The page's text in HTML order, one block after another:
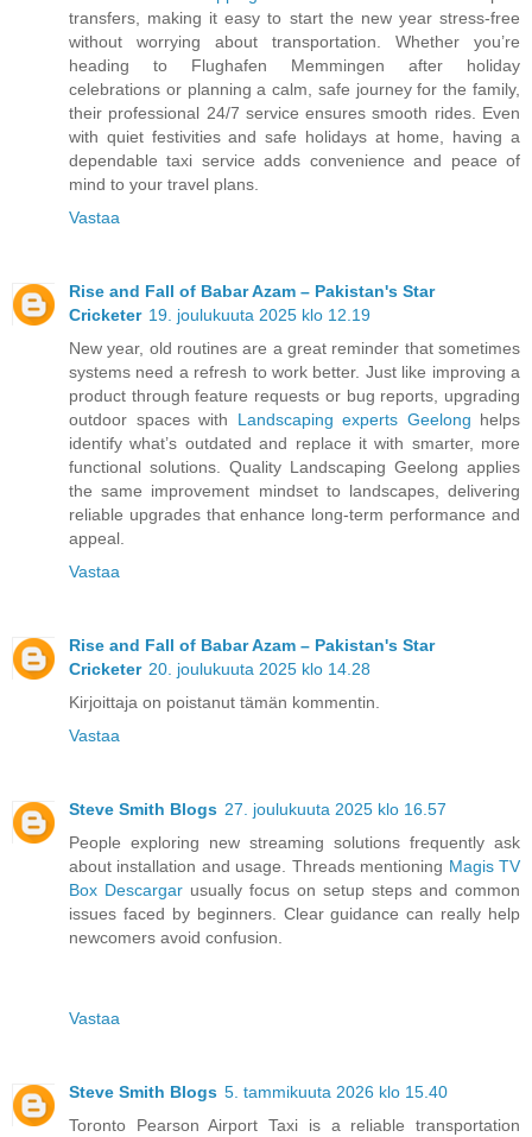
transfers, making it easy to start the new year stress-free
without worrying about transportation. Whether you’re
heading to Flughafen Memmingen after holiday
celebrations or planning a calm, safe journey for the family,
their professional 24/7 service ensures smooth rides. Even
with quiet festivities and safe holidays at home, having a
dependable taxi service adds convenience and peace of
mind to your travel plans.
Vastaa
Rise and Fall of Babar Azam – Pakistan's Star
Cricketer 19. joulukuuta 2025 klo 12.19
New year, old routines are a great reminder that sometimes
systems need a refresh to work better. Just like improving a
product through feature requests or bug reports, upgrading
outdoor spaces with Landscaping experts Geelong helps
identify what’s outdated and replace it with smarter, more
functional solutions. Quality Landscaping Geelong applies
the same improvement mindset to landscapes, delivering
reliable upgrades that enhance long-term performance and
appeal.
Vastaa
Rise and Fall of Babar Azam – Pakistan's Star
Cricketer 20. joulukuuta 2025 klo 14.28
Kirjoittaja on poistanut tämän kommentin.
Vastaa
Steve Smith Blogs 27. joulukuuta 2025 klo 16.57
People exploring new streaming solutions frequently ask
about installation and usage. Threads mentioning Magis TV
Box Descargar usually focus on setup steps and common
issues faced by beginners. Clear guidance can really help
newcomers avoid confusion.
Vastaa
Steve Smith Blogs 5. tammikuuta 2026 klo 15.40
Toronto Pearson Airport Taxi is a reliable transportation